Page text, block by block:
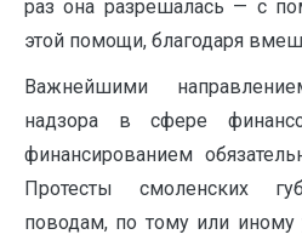
раз она разрешалась — с
этой помощи, благодаря
Важнейшими
надзора в сфере
финансированием
Протесты смоленских
поводам, по тому или иному